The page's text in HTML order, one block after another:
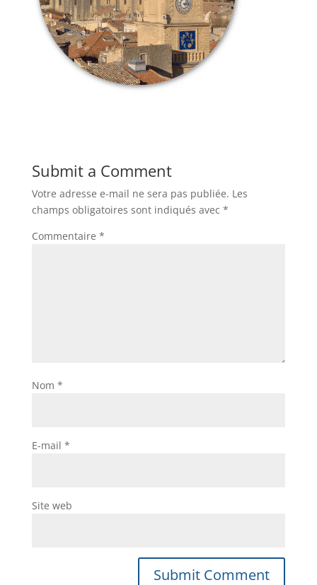
Submit a Comment
Votre adresse e-mail ne sera pas publiée. Les
champs obligatoires sont indiqués avec *
Commentaire *
Nom *
E-mail *
Site web